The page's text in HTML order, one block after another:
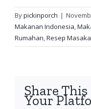
Bypickinporch |
Makanan Indonesia
Rumahan Resep
Share
Your